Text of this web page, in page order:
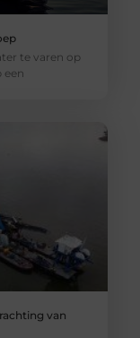
te varen op
een
van